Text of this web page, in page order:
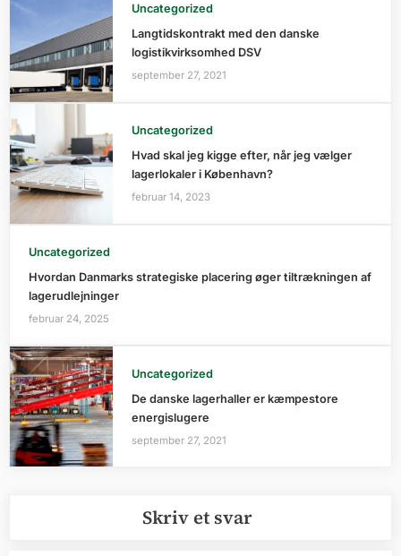
Uncategorized
Langtidskontrakt med den danske
logistikvirksomhed DSV
september 27, 2021
Uncategorized
Hvad skal jeg kigge efter, når jeg vælger
lagerlokaler i København?
februar 14, 2023
Uncategorized
Hvordan Danmarks strategiske placering øger tiltrækningen af
lagerudlejninger
februar 24, 2025
Uncategorized
De danske lagerhaller er kæmpestore
energislugere
september 27, 2021
Skriv et svar